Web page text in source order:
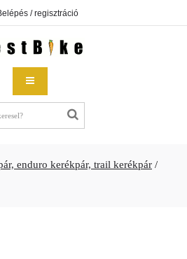
/ regisztráció
enduro kerékpár, trail kerékpár /